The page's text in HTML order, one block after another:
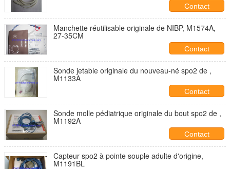
Contact
Manchette réutilisable originale de NIBP, M1574A,
27-35CM
Contact
Sonde jetable originale du nouveau-né spo2 de ,
M1133A
Contact
Sonde molle pédiatrique originale du bout spo2 de ,
M1192A
Contact
Capteur spo2 à pointe souple adulte d'origine,
M1191BL